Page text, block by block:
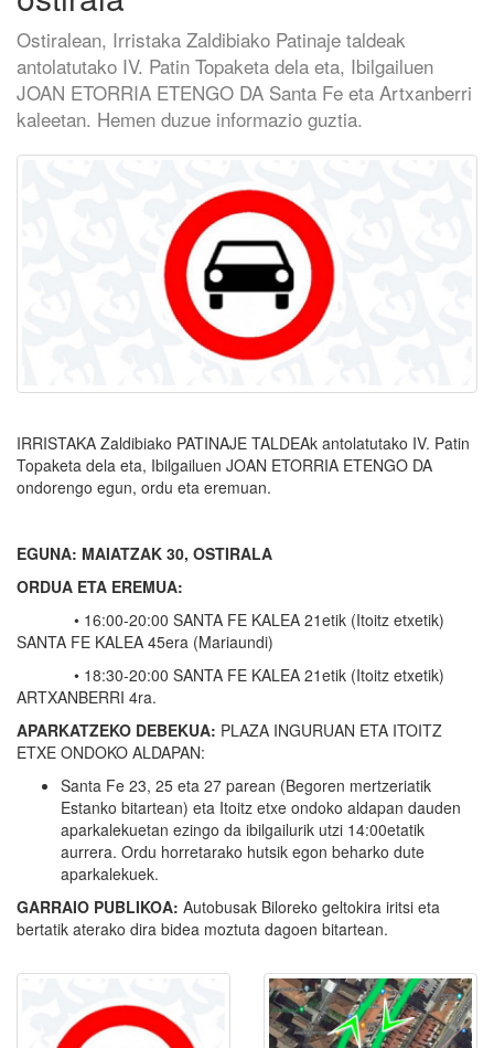
Ostiralean, Irristaka Zaldibiako Patinaje taldeak
antolatutako IV. Patin Topaketa dela eta, Ibilgailuen
JOAN ETORRIA ETENGO DA Santa Fe eta Artxanberri
kaleetan. Hemen duzue informazio guztia.
IRRISTAKA Zaldibiako PATINAJE TALDEAk antolatutako IV. Patin
Topaketa dela eta, Ibilgailuen JOAN ETORRIA ETENGO DA
ondorengo egun, ordu eta eremuan.
EGUNA: MAIATZAK 30, OSTIRALA
ORDUA ETA EREMUA:
• 16:00-20:00 SANTA FE KALEA 21etik (Itoitz etxetik)
SANTA FE KALEA 45era (Mariaundi)
• 18:30-20:00 SANTA FE KALEA 21etik (Itoitz etxetik)
ARTXANBERRI 4ra.
APARKATZEKO DEBEKUA: PLAZA INGURUAN ETA ITOITZ
ETXE ONDOKO ALDAPAN:
Santa Fe 23, 25 eta 27 parean (Begoren mertzeriatik
Estanko bitartean) eta Itoitz etxe ondoko aldapan dauden
aparkalekuetan ezingo da ibilgailurik utzi 14:00etatik
aurrera. Ordu horretarako hutsik egon beharko dute
aparkalekuek.
GARRAIO PUBLIKOA: Autobusak Biloreko geltokira iritsi eta
bertatik aterako dira bidea moztuta dagoen bitartean.